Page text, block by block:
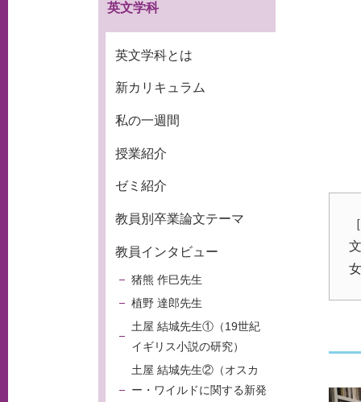
英文学科
英文学科とは
新カリキュラム
私の一週間
授業紹介
ゼミ紹介
教員別卒業論文テーマ
教員インタビュー
猪熊 作巳先生
植野 達郎先生
土屋 結城先生①（19世紀
イギリス小説の研究）
土屋 結城先生②（オスカ
ー・ワイルドに関する新発